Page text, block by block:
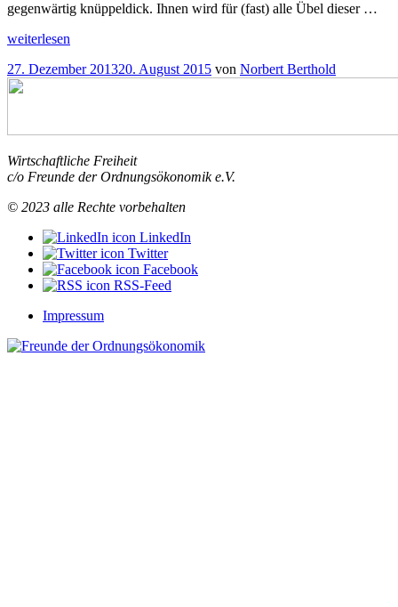
gegenwärtig knüppeldick. Ihnen wird für (fast) alle Übel dieser …
„Ordnungsruf
„Bankenhasser“
der
die
Wahrheit“
weiterlesen
Veröffentlicht
am
27. Dezember 201320. August 2015 von Norbert Berthold
Wirtschaftliche Freiheit
c/o Freunde der Ordnungsökonomik e.V.
© 2023 alle Rechte vorbehalten
LinkedIn
Twitter
Facebook
RSS-Feed
Impressum